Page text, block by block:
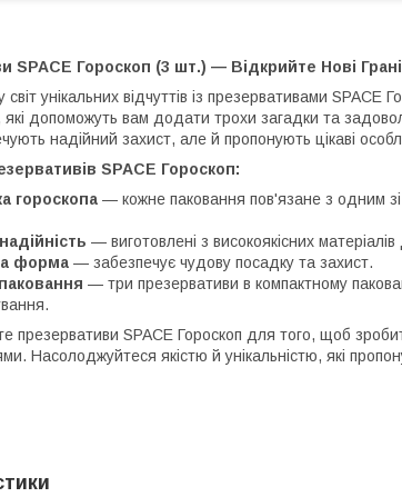
SPACE Гороскоп (3 шт.) — Відкрийте Нові
унікальних відчуттів із презервативами SPACE
які допоможуть вам додати трохи загадки та
надійний захист, але й пропонують цікаві
SPACE Гороскоп:
гороскопа — кожне паковання пов'язане з одним
— виготовлені з високоякісних
форма — забезпечує чудову посадку та захист.
— три презервативи в компактному
презервативи SPACE Гороскоп для того, щоб
Насолоджуйтеся якістю й унікальністю, які